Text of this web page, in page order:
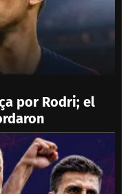
por Rodri; el